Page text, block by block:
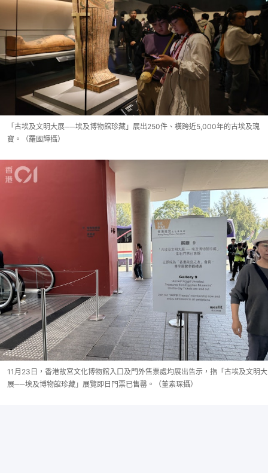
「古埃及文明大展──埃及博物館珍藏」展出250件、橫跨近5,000年的古埃及瑰
寶。（羅國輝攝）
11月23日，香港故宮文化博物館入口及門外售票處均展出告示，指「古埃及文明大
展──埃及博物館珍藏」展覽即日門票已售罄。（董素琛攝）